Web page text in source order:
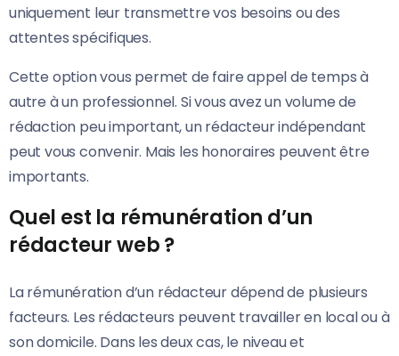
uniquement leur transmettre vos besoins ou des
attentes spécifiques.
Cette option vous permet de faire appel de temps à
autre à un professionnel. Si vous avez un volume de
rédaction peu important, un rédacteur indépendant
peut vous convenir. Mais les honoraires peuvent être
importants.
Quel est la rémunération d’un
rédacteur web ?
La rémunération d’un rédacteur dépend de plusieurs
facteurs. Les rédacteurs peuvent travailler en local ou à
son domicile. Dans les deux cas, le niveau et